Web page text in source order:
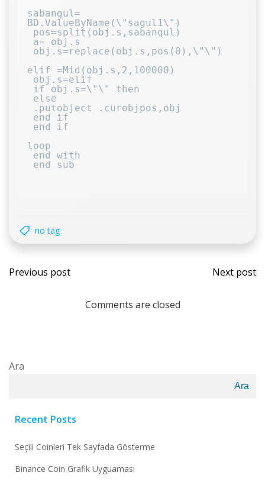
sabangul=
BD.ValueByName(\"sagul1\")
elif =Mid(obj.s,2,100000)
loop
no tag
Previous post Next post
Comments are closed
Ara
Ara
Recent Posts
Seçili Coinleri Tek Sayfada Gösterme
Binance Coin Grafik Uyguaması